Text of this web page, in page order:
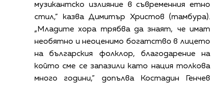
музикантско излияние в съвременния етно
стил,” казва Димитър Христов (тамбура).
„Младите хора трябва да знаят, че имат
необятно и неоценимо богатство в лицето
на българския фолклор, благодарение на
който сме се запазили като нация толкова
много години,” допълва Костадин Генчев